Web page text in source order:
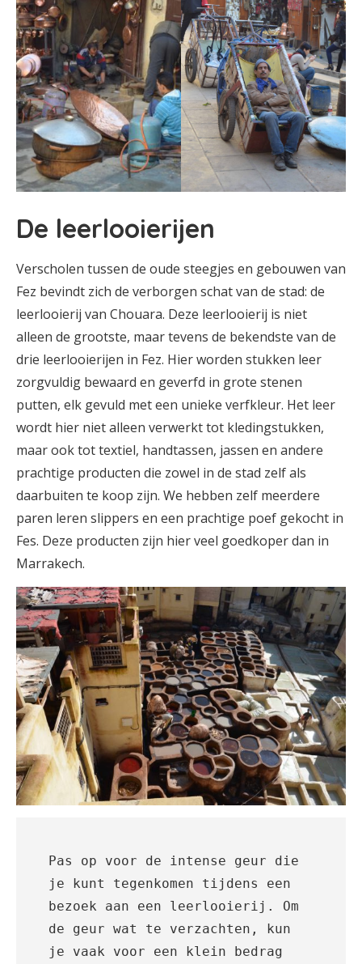
De leerlooierijen
Verscholen tussen de oude steegjes en gebouwen van
Fez bevindt zich de verborgen schat van de stad: de
leerlooierij van Chouara. Deze leerlooierij is niet
alleen de grootste, maar tevens de bekendste van de
drie leerlooierijen in Fez. Hier worden stukken leer
zorgvuldig bewaard en geverfd in grote stenen
putten, elk gevuld met een unieke verfkleur. Het leer
wordt hier niet alleen verwerkt tot kledingstukken,
maar ook tot textiel, handtassen, jassen en andere
prachtige producten die zowel in de stad zelf als
daarbuiten te koop zijn. We hebben zelf meerdere
paren leren slippers en een prachtige poef gekocht in
Fes. Deze producten zijn hier veel goedkoper dan in
Marrakech.
Pas op voor de intense geur die
je kunt tegenkomen tijdens een
bezoek aan een leerlooierij. Om
de geur wat te verzachten, kun
je vaak voor een klein bedrag